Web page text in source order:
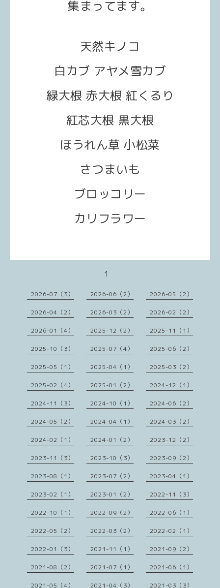
集まってます。
天然キノコ
白カブ アヤメ雪カブ
緑大根 赤大根 紅くるり
紅芯大根 黒大根
ほうれん草 小松菜
さつまいも
ブロッコリー
カリフラワー
1
2026-07（3） 2026-06（2） 2026-05（2）
2026-04（2） 2026-03（2） 2026-02（2）
2026-01（4） 2025-12（2） 2025-11（1）
2025-10（3） 2025-07（4） 2025-06（2）
2025-05（1） 2025-04（1） 2025-03（2）
2025-02（4） 2025-01（2） 2024-12（1）
2024-11（3） 2024-10（1） 2024-06（2）
2024-05（2） 2024-04（1） 2024-03（2）
2024-02（1） 2024-01（2） 2023-12（2）
2023-11（3） 2023-10（3） 2023-09（2）
2023-08（1） 2023-07（2） 2023-04（1）
2023-02（1） 2023-01（2） 2022-11（3）
2022-10（1） 2022-09（2） 2022-06（1）
2022-05（2） 2022-03（2） 2022-02（1）
2022-01（3） 2021-11（1） 2021-09（2）
2021-08（2） 2021-07（1） 2021-06（1）
2021-05（4） 2021-04（3） 2021-03（3）